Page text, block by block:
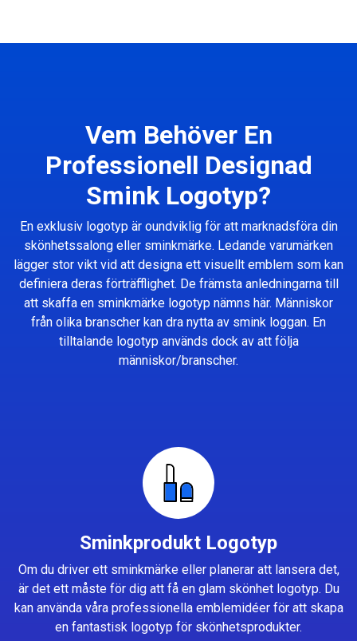
Vem Behöver En
Professionell Designad
Smink Logotyp?
En exklusiv logotyp är oundviklig för att marknadsföra din
skönhetssalong eller sminkmärke. Ledande varumärken
lägger stor vikt vid att designa ett visuellt emblem som kan
definiera deras förträfflighet. De främsta anledningarna till
att skaffa en sminkmärke logotyp nämns här. Människor
från olika branscher kan dra nytta av smink loggan. En
tilltalande logotyp används dock av att följa
människor/branscher.
Sminkprodukt Logotyp
Om du driver ett sminkmärke eller planerar att lansera det,
är det ett måste för dig att få en glam skönhet logotyp. Du
kan använda våra professionella emblemidéer för att skapa
en fantastisk logotyp för skönhetsprodukter.